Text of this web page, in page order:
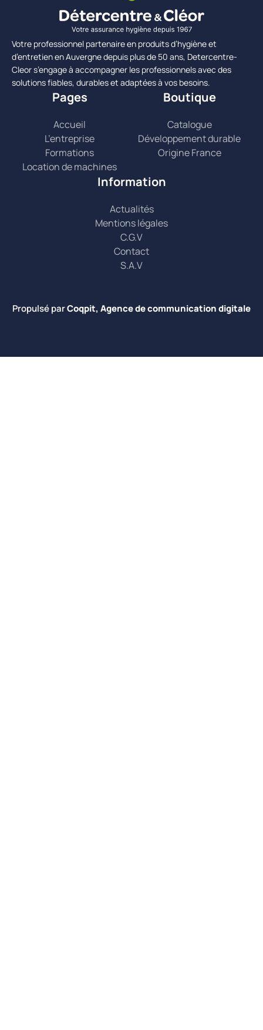
Votre professionnel partenaire en produits d’hygiène et
d’entretien en Auvergne depuis plus de 50 ans, Detercentre-
Cleor s’engage à accompagner les professionnels avec des
solutions fiables, durables et adaptées à vos besoins.
Pages
Accueil
L’entreprise
Formations
Location de machines
Boutique
Catalogue
Développement durable
Origine France
Information
Actualités
Mentions légales
C.G.V
Contact
S.A.V
Propulsé parCoqpit, Agence de communication digitale